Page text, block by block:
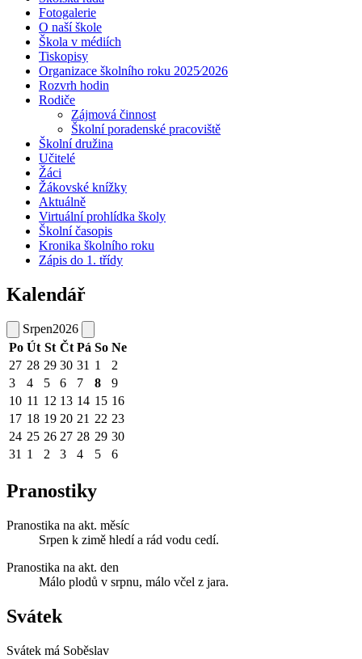
Fotogalerie
O naší škole
Škola v médiích
Tiskopisy
Organizace školního roku 2025⁄2026
Rozvrh hodin
Rodiče
Zájmová činnost
Školní poradenské pracoviště
Školní družina
Učitelé
Žáci
Žákovské knížky
Aktuálně
Virtuální prohlídka školy
Školní časopis
Kronika školního roku
Zápis do 1. třídy
Kalendář
Srpen2026
Po Út St Čt Pá So Ne
27 28 29 30 31 1
2
3
4 5 6 7 8
9
10 11 12 13 14 15 16
17 18 19 20 21 22 23
24 25 26 27 28 29 30
31 1 2 3 4 5 6
Pranostiky
Pranostika na akt. měsíc
Srpen k zimě hledí a rád vodu cedí.
Pranostika na akt. den
Málo plodů v srpnu, málo včel z jara.
Svátek
Svátek má Soběslav